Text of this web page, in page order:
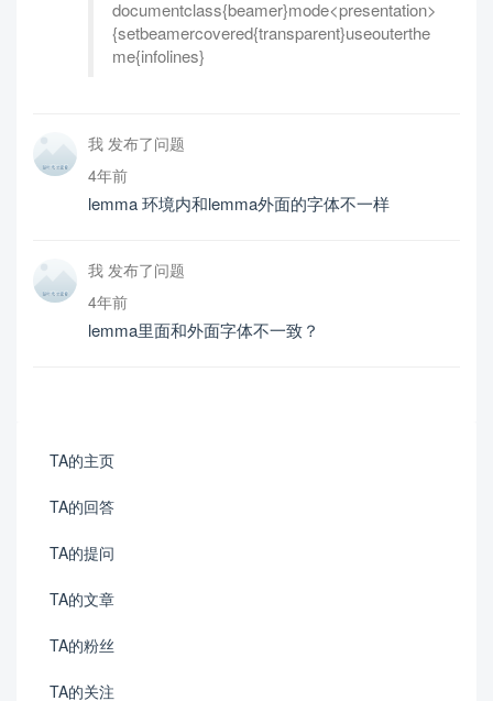
documentclass{beamer}mode<presentation>
{setbeamercovered{transparent}useouterthe
me{infolines}
我 发布了问题
4年前
lemma 环境内和lemma外面的字体不一样
我 发布了问题
4年前
lemma里面和外面字体不一致？
TA的主页
TA的回答
TA的提问
TA的文章
TA的粉丝
TA的关注